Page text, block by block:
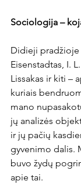
Sociologija –
Didieji pradžioje
Eisenstadtas, I.
Lissakas ir kiti –
kuriais
mano
jų analizės
ir jų pačių
gyvenimo dalis.
buvo žydų
apie tai.